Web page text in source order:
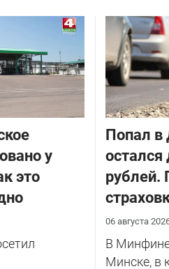
у
это
​Попал в
рублей.
06 августа
В
Минске, в